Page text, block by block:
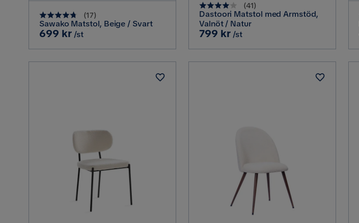
(17)
Sawako Matstol, Beige / Svart
Pris
699 kr/st
(41)
Dastoori Matstol med Armstöd,
Valnöt / Natur
Pris
799 kr/st